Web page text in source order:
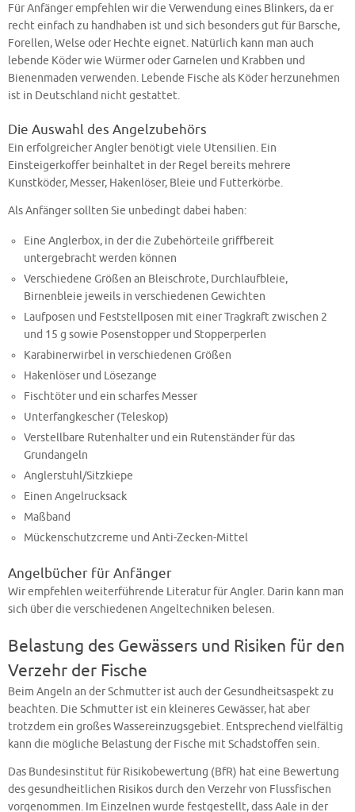
Für Anfänger empfehlen wir die Verwendung eines Blinkers, da er
recht einfach zu handhaben ist und sich besonders gut für Barsche,
Forellen, Welse oder Hechte eignet. Natürlich kann man auch
lebende Köder wie Würmer oder Garnelen und Krabben und
Bienenmaden verwenden. Lebende Fische als Köder herzunehmen
ist in Deutschland nicht gestattet.
Die Auswahl des Angelzubehörs
Ein erfolgreicher Angler benötigt viele Utensilien. Ein
Einsteigerkoffer beinhaltet in der Regel bereits mehrere
Kunstköder, Messer, Hakenlöser, Bleie und Futterkörbe.
Als Anfänger sollten Sie unbedingt dabei haben:
Eine Anglerbox, in der die Zubehörteile griffbereit
untergebracht werden können
Verschiedene Größen an Bleischrote, Durchlaufbleie,
Birnenbleie jeweils in verschiedenen Gewichten
Laufposen und Feststellposen mit einer Tragkraft zwischen 2
und 15 g sowie Posenstopper und Stopperperlen
Karabinerwirbel in verschiedenen Größen
Hakenlöser und Lösezange
Fischtöter und ein scharfes Messer
Unterfangkescher (Teleskop)
Verstellbare Rutenhalter und ein Rutenständer für das
Grundangeln
Anglerstuhl/Sitzkiepe
Einen Angelrucksack
Maßband
Mückenschutzcreme und Anti-Zecken-Mittel
Angelbücher für Anfänger
Wir empfehlen weiterführende Literatur für Angler. Darin kann man
sich über die verschiedenen Angeltechniken belesen.
Belastung des Gewässers und Risiken für den
Verzehr der Fische
Beim Angeln an der Schmutter ist auch der Gesundheitsaspekt zu
beachten. Die Schmutter ist ein kleineres Gewässer, hat aber
trotzdem ein großes Wassereinzugsgebiet. Entsprechend vielfältig
kann die mögliche Belastung der Fische mit Schadstoffen sein.
Das Bundesinstitut für Risikobewertung (BfR) hat eine Bewertung
des gesundheitlichen Risikos durch den Verzehr von Flussfischen
vorgenommen. Im Einzelnen wurde festgestellt, dass Aale in der